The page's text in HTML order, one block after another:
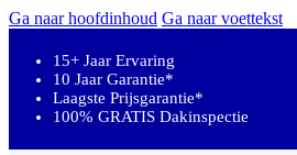
Ga naar hoofdinhoud Ga naar voettekst
15+ Jaar Ervaring
10 Jaar Garantie*
Laagste Prijsgarantie*
100% GRATIS Dakinspectie